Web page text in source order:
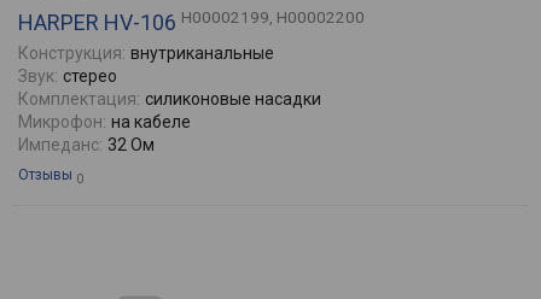
HARPER HV-106 H00002199, H00002200
Конструкция: внутриканальные
Звук: стерео
Комплектация: силиконовые насадки
Микрофон: на кабеле
Импеданс: 32 Ом
Отзывы 0